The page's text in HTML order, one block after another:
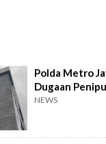
Polda Metro
Dugaan
NEWS